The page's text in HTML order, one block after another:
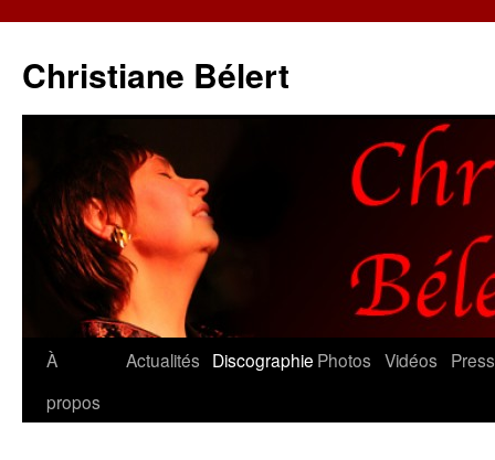
Christiane Bélert
Aller
À
propos
Actualités Discographie Photos Vidéos